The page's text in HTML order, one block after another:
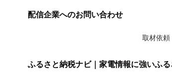
配信企業へのお問い合わせ
取材依頼
ふるさと納税ナビ｜家電情報に強いふ